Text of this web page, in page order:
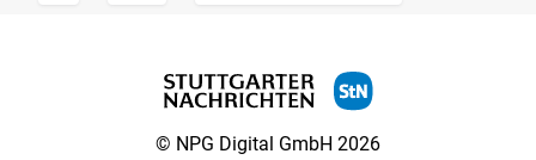
© NPG Digital GmbH 2026